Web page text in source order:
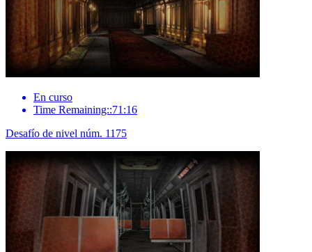
En curso
Time Remaining::71:16
Desafío de nivel núm. 1175